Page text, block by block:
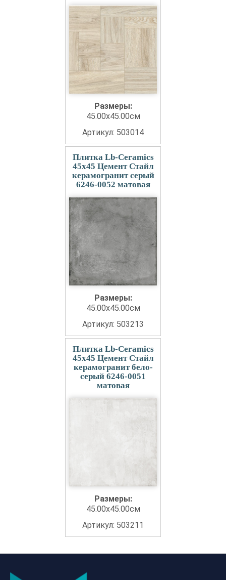
Размеры:
45.00x45.00см
Артикул: 503014
Плитка Lb-Ceramics
45x45 Цемент Стайл
керамогранит серый
6246-0052 матовая
Размеры:
45.00x45.00см
Артикул: 503213
Плитка Lb-Ceramics
45x45 Цемент Стайл
керамогранит бело-
серый 6246-0051
матовая
Размеры:
45.00x45.00см
Артикул: 503211